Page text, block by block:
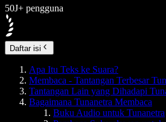
50J+ pengguna
Daftar isi
Apa Itu Teks ke Suara?
Membaca - Tantangan Terbesar
Tantangan Lain yang Dihadapi
Bagaimana Tunanetra Membaca
Buku Audio untuk Tunanetra